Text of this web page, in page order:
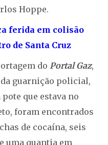
Hoppe.
ferida em colisão
de Santa Cruz
do Portal Gaz,
guarnição policial,
que estava no
foram encontrados
de cocaína, seis
uma quantia em